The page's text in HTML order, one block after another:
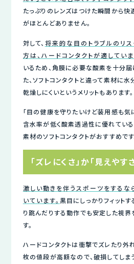
たっぷりのレンズはつけた瞬間から快
がほとんどありません。
対して、 将来的な目のトラブルのリ
方は、ハードコンタクトが適していま
いるため、角膜に必要な酸素を十分届
た、ソフトコンタクトと違って素材に
乾燥しにくいというメリットもあります。
「目の健康を守りたいけど装用感も気
含水率が低く酸素透過性に優れてい
素材のソフトコンタクトがおすすめです
「ズレにくさ」か「見えやす
激しい動きを伴うスポーツをするな
いています。 黒目にしっかりフィットす
り跳んだりする動作でも安定した視
す。
ハードコンタクトは衝撃でズレたり外
枚の値段が高額なので、破損してし